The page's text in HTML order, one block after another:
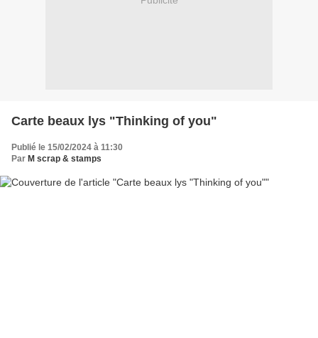
Carte beaux lys "Thinking of you"
Publié le 15/02/2024 à 11:30
Par M scrap & stamps